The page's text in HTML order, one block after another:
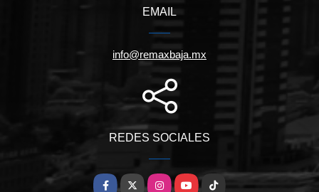
EMAIL
info@remaxbaja.mx
REDES SOCIALES
Facebook
X InstagramYouTubeTikTok